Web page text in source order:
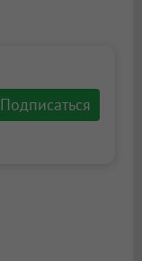
Подписаться